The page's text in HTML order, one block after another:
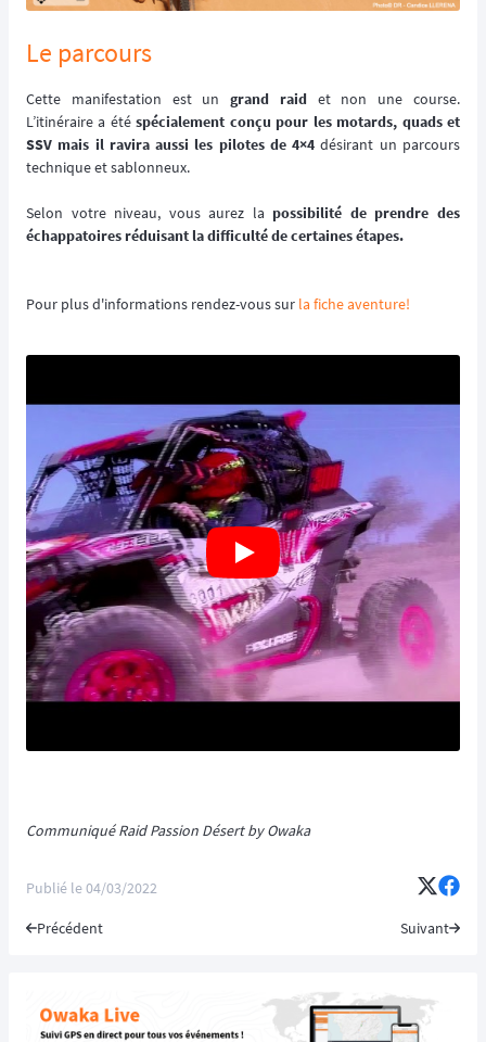
Le parcours
Cette manifestation est ungrand raid et non une course.
L’itinéraire a étéspécialement conçu pour les motards, quads et
SSV mais il ravira aussi les pilotes de 4×4 désirant un parcours
technique et sablonneux.
Selon votre niveau, vous aurez la possibilité de prendre des
échappatoires réduisant la difficulté de certaines étapes.
Pour plus d'informations rendez-vous sur la fiche aventure!
Communiqué Raid Passion Désert by Owaka
Publié le04/03/2022
Précédent Suivant